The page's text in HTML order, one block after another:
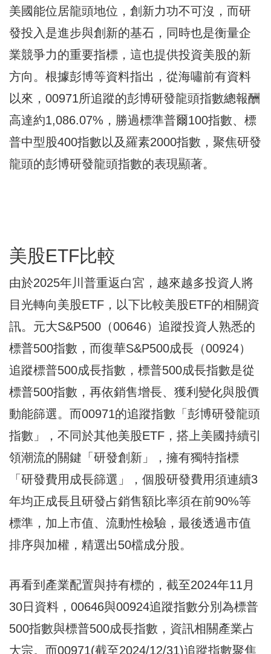
美國能位居龍頭地位，創新力功不可沒，而研
發投入是進步與創新的基石，同時也是衡量企
業競爭力的重要指標，這也提供投資美股的新
方向。根據彭博等資料指出，從海嘯前有資料
以來，00971所追蹤的彭博研發龍頭指數總報酬
高達約1,086.07%，勝過標準普爾100指數、標
普中型股400指數以及羅素2000指數，聚焦研發
龍頭的彭博研發龍頭指數的表現顯著。
美股ETF比較
由於2025年川普重返白宮，越來越多投資人將
目光轉向美股ETF，以下比較美股ETF的相關資
訊。元大S&P500（00646）追蹤投資人熟悉的
標普500指數，而復華S&P500成長（00924）
追蹤標普500成長指數，標普500成長指數是從
標普500指數，再依銷售增長、獲利變化與股價
動能篩選。而00971的追蹤指數「彭博研發龍頭
指數」，不同於其他美股ETF，搭上美國持續引
領潮流的關鍵「研發創新」，擁有獨特指標
「研發費用成長篩選」，個股研發費用須連續3
年均正成長且研發占銷售額比率須在前90%等
標準，加上市值、流動性檢驗，最後透過市值
排序與加權，精選出50檔成分股。
再看到產業配置與持有標的，截至2024年11月
30日資料，00646與00924追蹤指數分別為標普
500指數與標普500成長指數，資訊相關產業占
大宗。而00971(截至2024/12/31)追蹤指數聚焦